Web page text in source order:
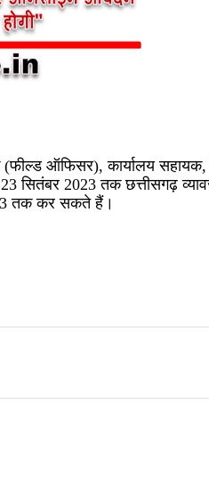
ऑफिसर), कार्यालय
2023 तक छत्तीसगढ़
तक कर सकते हैं।